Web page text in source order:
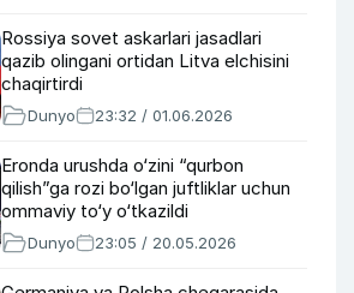
Rossiya sovet askarlari jasadlari
qazib olingani ortidan Litva elchisini
chaqirtirdi
Dunyo 23:32 / 01.06.2026
Eronda urushda o‘zini “qurbon
qilish”ga rozi bo‘lgan juftliklar uchun
ommaviy to‘y o‘tkazildi
Dunyo 23:05 / 20.05.2026